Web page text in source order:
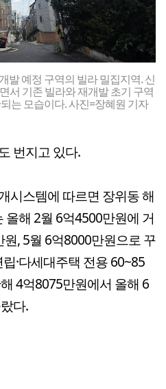
발 예정 구역의 빌라 밀집지역. 신
서 기존 빌라와 재개발 초기 구역
는 모습이다. 사진=장혜원 기자
번지고 있다.
시스템에 따르면 장위동 해
해 2월 6억4500만원에 거
, 5월 6억8000만원으로 꾸
·다세대주택 전용 60~85
4억8075만원에서 올해 6
다.